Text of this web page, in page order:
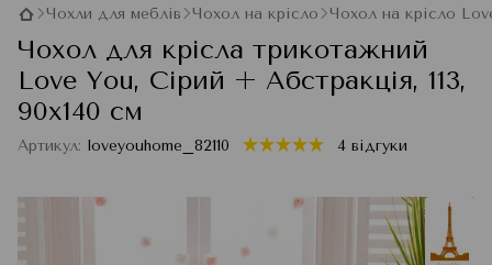
Чохли для меблів Чохол на крісло Чохол на крісло
Чохол для крісла трикотажний
Love You, Сірий + Абстракція, 113,
90x140 см
Артикул: loveyouhome_82110 4 відгуки